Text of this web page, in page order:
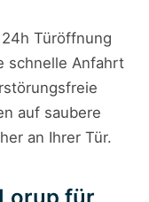
Türöffnung
schnelle Anfahrt
auf saubere
an Ihrer Tür.